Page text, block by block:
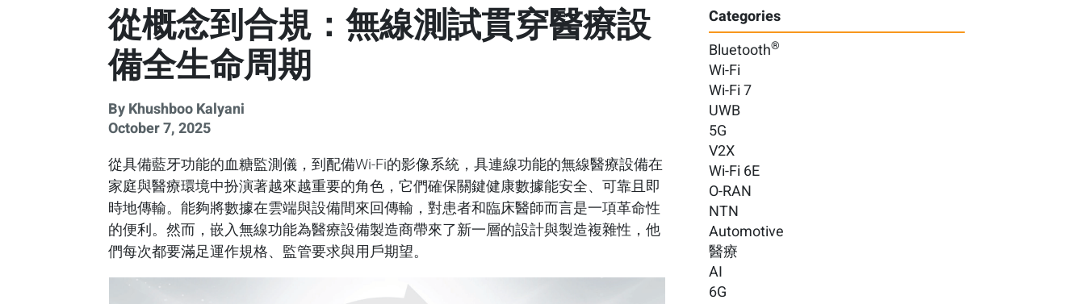
從概念到合規：無線測試貫穿醫療設
備全生命周期
By Khushboo Kalyani
October 7, 2025
從具備藍牙功能的血糖監測儀，到配備Wi-Fi的影像系統，具連線功能的無線醫療設備在
家庭與醫療環境中扮演著越來越重要的角色，它們確保關鍵健康數據能安全、可靠且即
時地傳輸。能夠將數據在雲端與設備間來回傳輸，對患者和臨床醫師而言是一項革命性
的便利。然而，嵌入無線功能為醫療設備製造商帶來了新一層的設計與製造複雜性，他
們每次都要滿足運作規格、監管要求與用戶期望。
Categories
Bluetooth®
Wi-Fi
Wi-Fi 7
UWB
5G
V2X
Wi-Fi 6E
O-RAN
NTN
Automotive
醫療
AI
6G